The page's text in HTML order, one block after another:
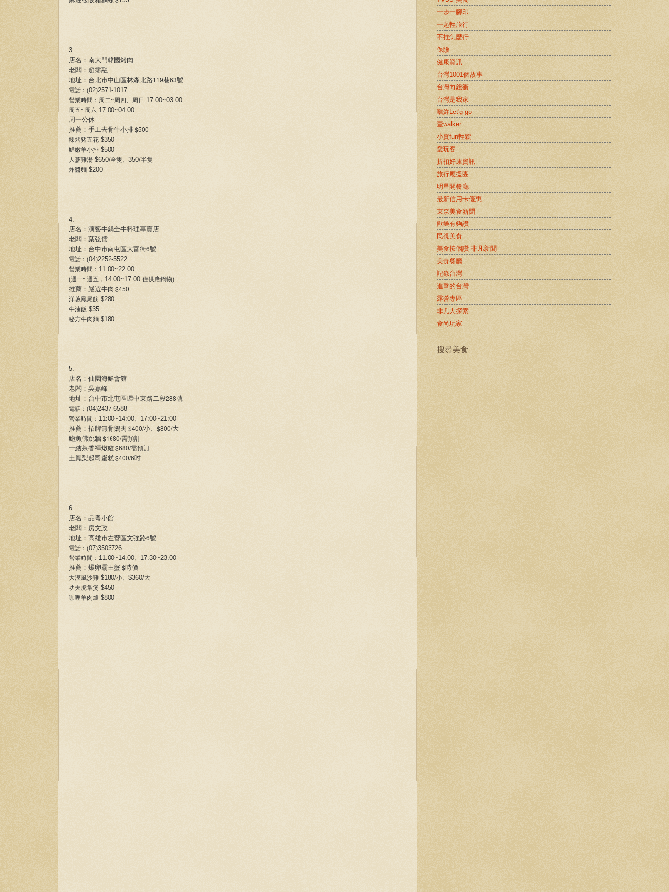
3.
店名：南大門韓國烤肉
老闆：趙霈融
地址：台北市中山區林森北路119巷63號
電話：(02)2571-1017
營業時間：周二~周四、周日 17:00~03:00
周五~周六 17:00~04:00
周一公休
推薦：手工去骨牛小排 $500
辣烤豬五花 $350
鮮嫩羊小排 $500
人蔘雞湯 $650/全隻、 350/半隻
炸醬麵 $200
4.
店名：演藝牛鍋全牛料理專賣店
老闆：葉弦儒
地址：台中市南屯區大富街6號
電話：(04)2252-5522
營業時間： 11:00~22:00
(週一~週五， 14:00~17:00 僅供應鍋物)
推薦：嚴選牛肉 $450
洋蔥鳳尾筋 $280
牛滷飯 $35
秘方牛肉麵 $180
5.
店名：仙園海鮮會館
老闆：吳嘉峰
地址：台中市北屯區環中東路二段288號
電話：(04)2437-6588
營業時間： 11:00~14:00、 17:00~21:00
推薦：招牌無骨鵝肉 $400/小、 $800/大
鮑魚佛跳牆 $1680/需預訂
一縷茶香禪燉雞 $680/需預訂
土鳳梨起司蛋糕 $400/6吋
6.
店名：品粵小館
老闆：房文政
地址：高雄市左營區文強路6號
電話：(07)3503726
營業時間： 11:00~14:00、 17:30~23:00
推薦：爆卵霸王蟹 $時價
大漠風沙雞 $180/小、 $360/大
功夫虎掌煲 $450
咖哩羊肉爐 $800
一步一腳印
一起輕旅行
不推怎麼行
保險
健康資訊
台灣1001個故事
台灣向錢衝
台灣是我家
嚐鮮Let'g go
壹walker
小資fun輕鬆
愛玩客
折扣好康資訊
旅行應援團
明星開餐廳
最新信用卡優惠
東森美食新聞
歡樂有夠讚
民視美食
美食按個讚 非凡新聞
美食餐廳
記錄台灣
進擊的台灣
露營專區
非凡大探索
食尚玩家
搜尋美食